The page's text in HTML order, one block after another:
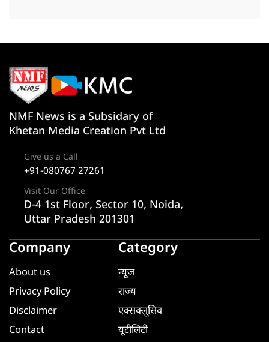
NMF News is a Subsidary of
Khetan Media Creation Pvt Ltd
Give us a Call
+91-080767 27261
Visit Our Office
D-4 1st Floor, Sector 10, Noida,
Uttar Pradesh 201301
Company
About us
Privacy Policy
Disclaimer
Contact
Category
न्यूज
राज्य
एक्सक्लूसिव
यूटीलिटी